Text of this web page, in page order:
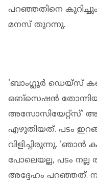
പറഞ്ഞതിനെ
മനസ് തുറന്നു.
'ബാംഗ്ലൂർ ഡെയ്‌സ്
ഒബ്‌സെഷൻ
അസോസിയേറ്റ്‌സ്'
എഴുതിയത്. പടം
വിളിച്ചിരുന്നു. 'ഞാൻ
പോലെയല്ല, പടം
അദ്ദേഹം പറഞ്ഞത്.